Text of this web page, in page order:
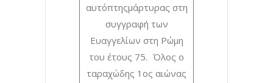
αυτόπτηςμάρτυρας στη
συγγραφή των
Ευαγγελίων στη Ρώμη
του έτους 75. Όλος ο
ταραχώδης 1ος αιώνας